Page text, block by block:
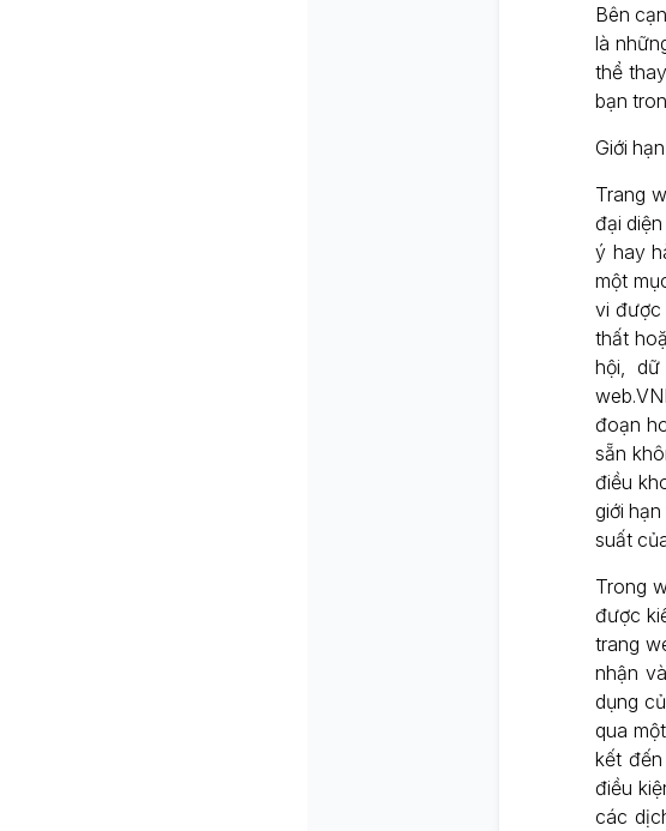
Bên
là
thể
bạn
Giới
Trang
đại
ý hay
một
vi được
thất
hội,
đoạn
sẵn
điều
giới
suất
Trong
được
trang
nhận
dụng
qua
kết
điều
các